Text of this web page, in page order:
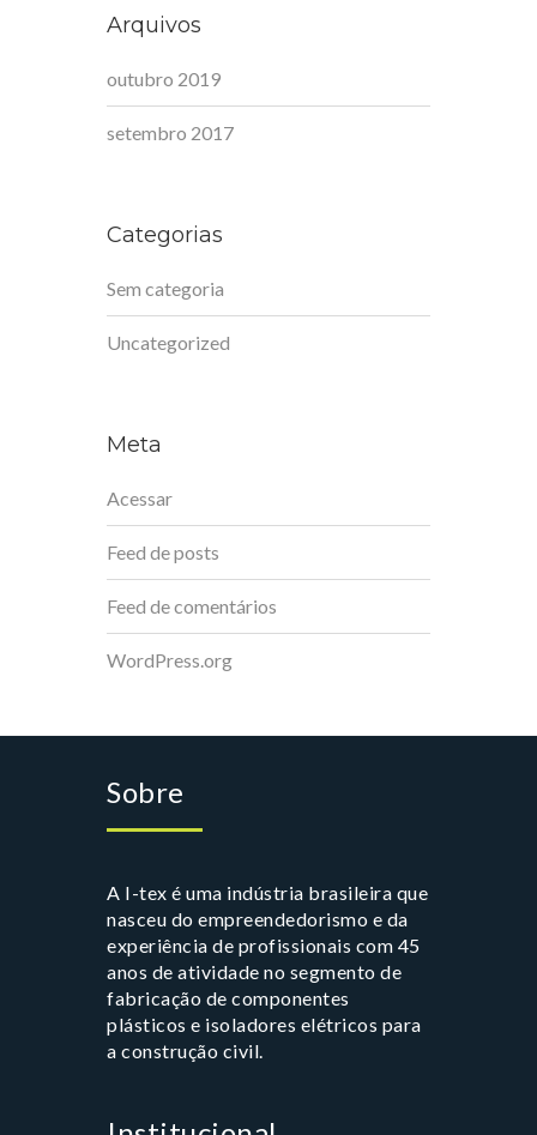
Arquivos
outubro 2019
setembro 2017
Categorias
Sem categoria
Uncategorized
Meta
Acessar
Feed de posts
Feed de comentários
WordPress.org
Sobre
A I-tex é uma indústria brasileira que
nasceu do empreendedorismo e da
experiência de profissionais com 45
anos de atividade no segmento de
fabricação de componentes
plásticos e isoladores elétricos para
a construção civil.